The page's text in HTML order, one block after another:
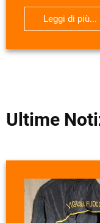
Leggi di più...
Ultime